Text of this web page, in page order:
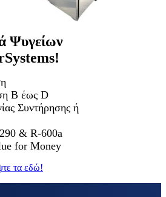
Ψυγείων
Β έως D
Συντήρησης ή
& R-600a
for Money
τα εδώ!